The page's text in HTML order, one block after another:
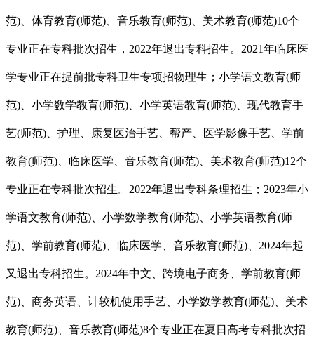
范)、体育教育(师范)、音乐教育(师范)、美术教育(师范)10个
专业正在专科批次招生，2022年退出专科招生。2021年临床医
学专业正在提前批专科卫生专项招物理生；小学语文教育(师
范)、小学数学教育(师范)、小学英语教育(师范)、现代教育手
艺(师范)、护理、康复医治手艺、帮产、医学影像手艺、学前
教育(师范)、临床医学、音乐教育(师范)、美术教育(师范)12个
专业正在专科批次招生。2022年退出专科条理招生；2023年小
学语文教育(师范)、小学数学教育(师范)、小学英语教育(师
范)、学前教育(师范)、临床医学、音乐教育(师范)、2024年起
又退出专科招生。2024年中文、跨境电子商务、学前教育(师
范)、商务英语、计较机使用手艺、小学数学教育(师范)、美术
教育(师范)、音乐教育(师范)8个专业正在夏日高考专科批次招